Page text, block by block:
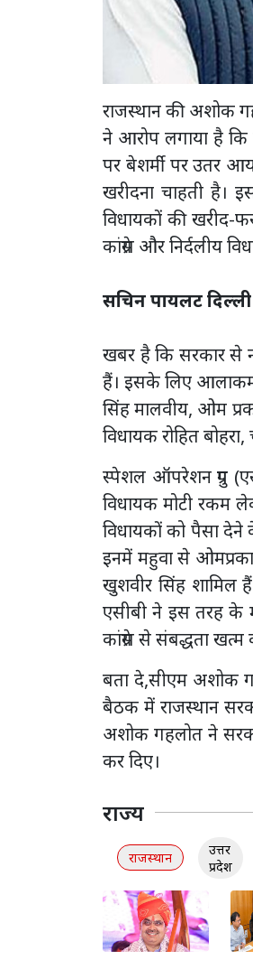
राजस्थान की अशोक
ने आरोप लगाया है कि
पर बेशर्मी पर उतर
खरीदना चाहती है।
विधायकाें की खरीद-
कांग्रेस और निर्दलीय
सचिन पायलट
खबर है कि सरकार से
हैं। इसके लिए
सिंह मालवीय, ओम
विधायक रोहित
स्पेशल ऑपरेशन ग्रुप
विधायक मोटी रकम
विधायकों को पैसा देने
इनमें महुवा से
खुशवीर सिंह शामिल
एसीबी ने इस तरह के
कांग्रेस से संबद्धता खत्म
बता दे,सीएम अशोक
बैठक में राजस्थान
अशोक गहलोत ने
कर दिए।
राज्य
राजस्थान
उत्तर
प्रदेश